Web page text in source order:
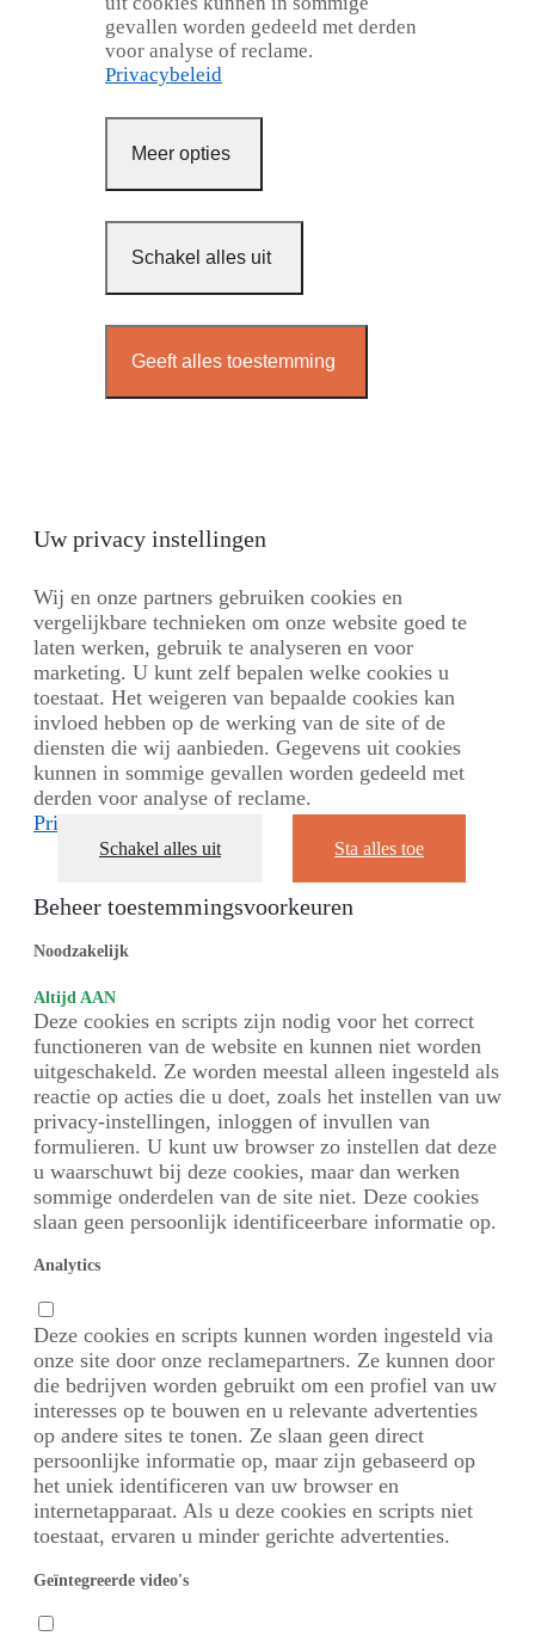
gevallen worden gedeeld met derden
voor analyse of reclame.
Privacybeleid
Meer opties
Schakel alles uit
Geeft alles toestemming
Uw privacy instellingen
Wij en onze partners gebruiken cookies en
vergelijkbare technieken om onze website goed te
laten werken, gebruik te analyseren en voor
marketing. U kunt zelf bepalen welke cookies u
toestaat. Het weigeren van bepaalde cookies kan
invloed hebben op de werking van de site of de
diensten die wij aanbieden. Gegevens uit cookies
kunnen in sommige gevallen worden gedeeld met
derden voor analyse of reclame.
Privacybeleid
Schakel alles uit Sta alles toe
Beheer toestemmingsvoorkeuren
Noodzakelijk
Altijd AAN
Deze cookies en scripts zijn nodig voor het correct
functioneren van de website en kunnen niet worden
uitgeschakeld. Ze worden meestal alleen ingesteld als
reactie op acties die u doet, zoals het instellen van uw
privacy-instellingen, inloggen of invullen van
formulieren. U kunt uw browser zo instellen dat deze
u waarschuwt bij deze cookies, maar dan werken
sommige onderdelen van de site niet. Deze cookies
slaan geen persoonlijk identificeerbare informatie op.
Analytics
Deze cookies en scripts kunnen worden ingesteld via
onze site door onze reclamepartners. Ze kunnen door
die bedrijven worden gebruikt om een profiel van uw
interesses op te bouwen en u relevante advertenties
op andere sites te tonen. Ze slaan geen direct
persoonlijke informatie op, maar zijn gebaseerd op
het uniek identificeren van uw browser en
internetapparaat. Als u deze cookies en scripts niet
toestaat, ervaren u minder gerichte advertenties.
Geïntegreerde video's